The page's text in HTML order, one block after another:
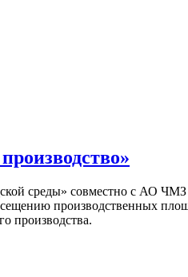
среды» совместно с АО ЧМЗ
производственных
производства.